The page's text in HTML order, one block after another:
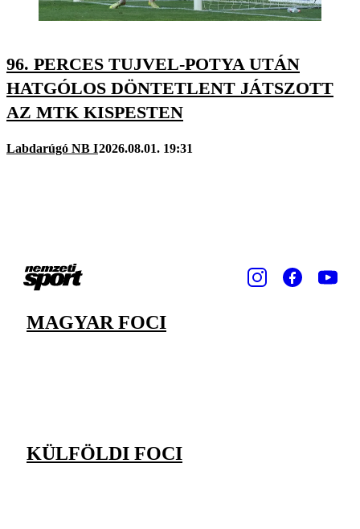
96. PERCES TUJVEL-POTYA UTÁN
HATGÓLOS DÖNTETLENT JÁTSZOTT
AZ MTK KISPESTEN
Labdarúgó NB I2026.08.01. 19:31
MAGYAR FOCI
KÜLFÖLDI FOCI